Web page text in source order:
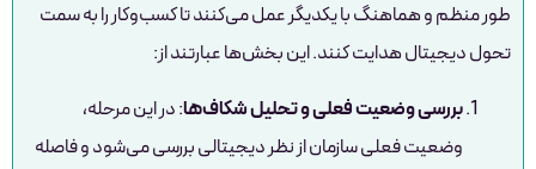
طور منظم و هماهنگ با یکدیگر عمل می‌کنند تا کسب‌وکار را به سمت
تحول دیجیتال هدایت کنند. این بخش‌ها عبارتند از:
بررسی وضعیت فعلی و تحلیل شکاف‌ها: در این مرحله،
وضعیت فعلی سازمان از نظر دیجیتالی بررسی می‌شود و فاصله